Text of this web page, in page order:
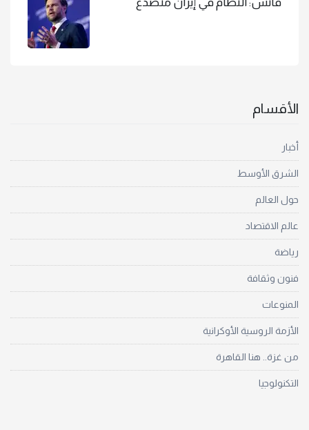
الأقسام
أخبار
الشرق الأوسط
حول العالم
عالم الاقتصاد
رياضة
فنون وثقافة
المنوعات
الأزمة الروسية الأوكرانية
من غزة.. هنا القاهرة
التكنولوجيا